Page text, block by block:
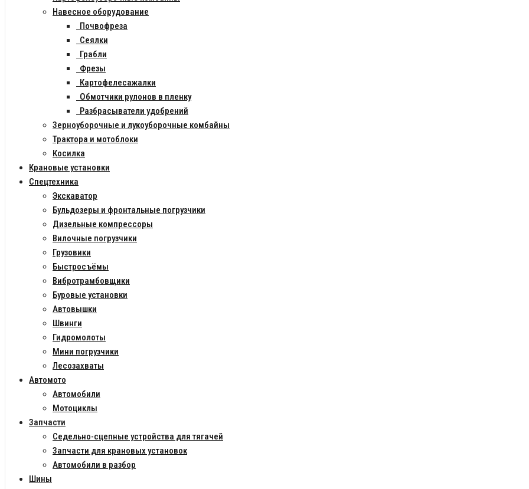
Навесное оборудование
Почвофреза
Сеялки
Грабли
Фрезы
Картофелесажалки
Обмотчики рулонов в пленку
Разбрасыватели удобрений
Зерноуборочные и лукоуборочные комбайны
Трактора и мотоблоки
Косилка
Крановые установки
Спецтехника
Экскаватор
Бульдозеры и фронтальные погрузчики
Дизельные компрессоры
Вилочные погрузчики
Грузовики
Быстросъёмы
Вибротрамбовщики
Буровые установки
Автовышки
Швинги
Гидромолоты
Мини погрузчики
Лесозахваты
Автомото
Автомобили
Мотоциклы
Запчасти
Седельно-сцепные устройства для тягачей
Запчасти для крановых установок
Автомобили в разбор
Шины